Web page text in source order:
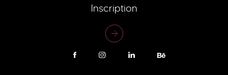
Inscription